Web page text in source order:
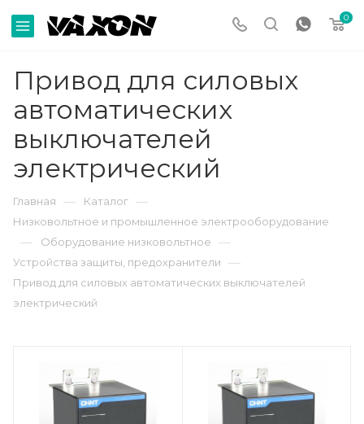
0
Привод для силовых
автоматических
выключателей
электрический
Главная — Каталог —
Низковольтное и промышленное электрооборудование
— Оборудование низковольтное —
Устройства защиты, предохранители —
Привод для силовых автоматических выключателей
электрический